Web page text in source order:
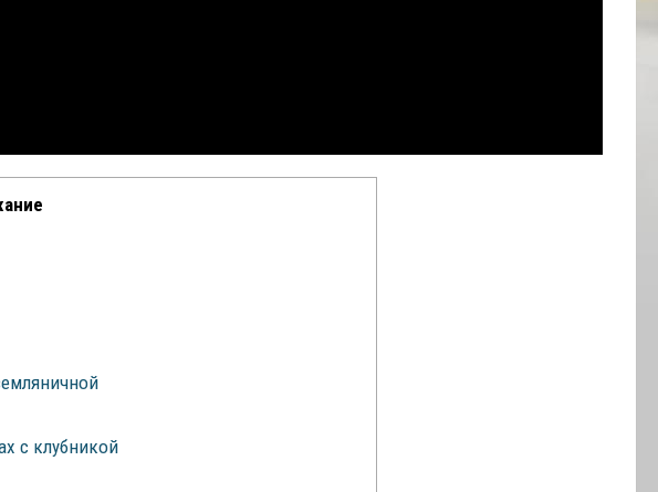
с клубникой